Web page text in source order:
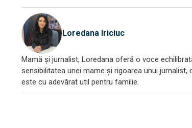
Loredana Iriciuc
Mamă și jurnalist, Loredana oferă o voce
sensibilitatea unei mame și rigoarea unui
este cu adevărat util pentru familie.